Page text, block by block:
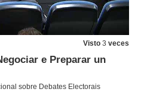
Visto 3 veces
e Preparar un
sobre Debates Electorais
Rolda de preguntas. Regras de Xogo, a Xunta Electoral Central
out. de 2019